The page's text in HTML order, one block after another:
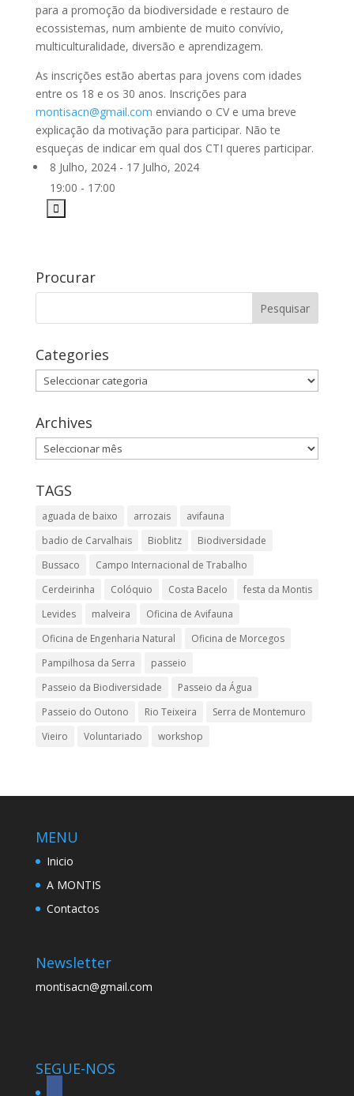
para a promoção da biodiversidade e restauro de
ecossistemas, num ambiente de muito convívio,
multiculturalidade, diversão e aprendizagem.
As inscrições estão abertas para jovens com idades
entre os 18 e os 30 anos. Inscrições para
montisacn@gmail.com enviando o CV e uma breve
explicação da motivação para participar. Não te
esqueças de indicar em qual dos CTI queres participar.
8 Julho, 2024 - 17 Julho, 2024
19:00 - 17:00
Procurar
Categories
Categories
Archives
Archives
TAGS
aguada de baixo arrozais
avifauna
badio de Carvalhais
Bioblitz
Biodiversidade
Bussaco
Campo Internacional de Trabalho
Cerdeirinha
Colóquio Costa Bacelo
festa da Montis
Levides
malveira
Oficina de Avifauna
Oficina de Engenharia Natural
Oficina de Morcegos
Pampilhosa da Serra
passeio
Passeio da Biodiversidade
Passeio da Água
Passeio do Outono
Rio Teixeira
Serra de Montemuro
Vieiro
Voluntariado workshop
MENU
Inicio
A MONTIS
Contactos
Newsletter
montisacn@gmail.com
SEGUE-NOS